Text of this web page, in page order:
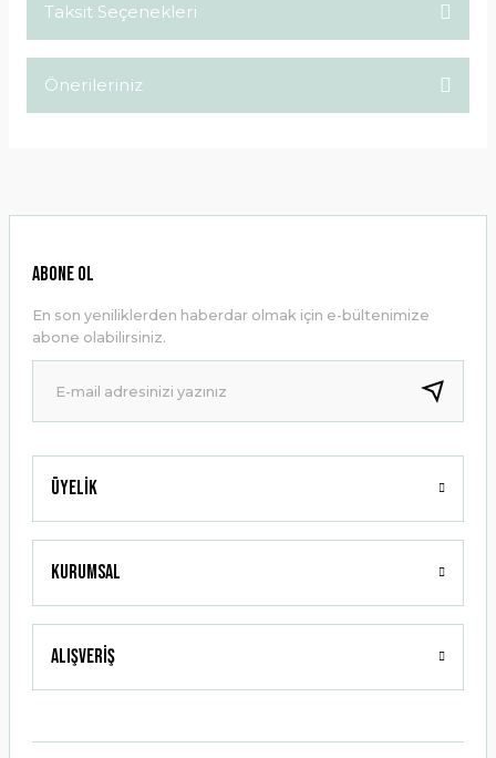
Taksit Seçenekleri
Önerileriniz
Ürün resmi kalitesiz, bozuk veya görüntülenemiyor.
Ürün bilgilerinde hatalar bulunuyor.
Ürün fiyatı diğer sitelerden daha pahalı.
Bu ürüne benzer farklı alternatifler olmalı.
Gönder
Üyelik
Kurumsal
Alışveriş
ABONE OL
En son yeniliklerden haberdar olmak için e-bültenimize
abone olabilirsiniz.